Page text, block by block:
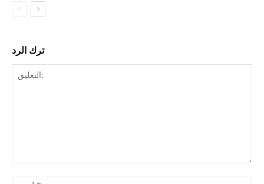
ترك الرد